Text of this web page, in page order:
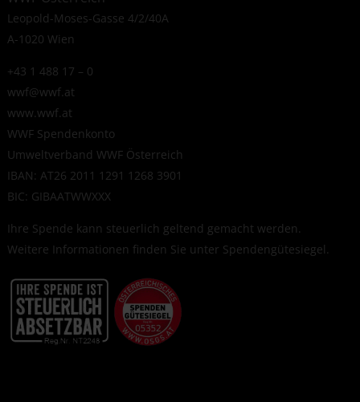
Leopold-Moses-Gasse 4/2/40A
A-1020 Wien
+43 1 488 17 – 0
wwf@wwf.at
www.wwf.at
WWF Spendenkonto
Umweltverband WWF Österreich
IBAN: AT26 2011 1291 1268 3901
BIC: GIBAATWWXXX
Ihre Spende kann steuerlich geltend gemacht werden.
Weitere Informationen finden Sie unter Spendengütesiegel.